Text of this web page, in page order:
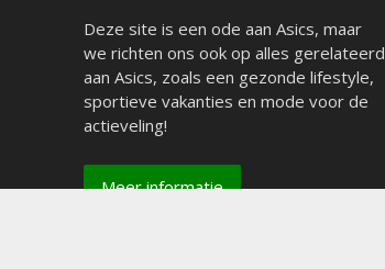
Deze site is een ode aan Asics, maar
we richten ons ook op alles gerelateerd
aan Asics, zoals een gezonde lifestyle,
sportieve vakanties en mode voor de
actieveling!
Meer informatie